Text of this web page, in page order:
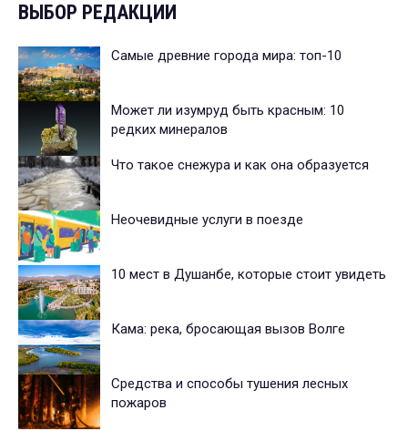
ВЫБОР РЕДАКЦИИ
Самые древние города мира: топ-10
Может ли изумруд быть красным: 10
редких минералов
Что такое снежура и как она образуется
Неочевидные услуги в поезде
10 мест в Душанбе, которые стоит увидеть
Кама: река, бросающая вызов Волге
Средства и способы тушения лесных
пожаров